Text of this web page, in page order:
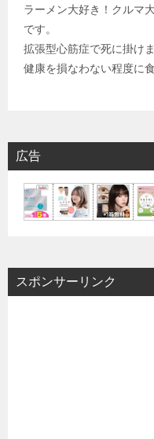
ラーメン大好き！クルマ
です。
拡張型心筋症で死に掛け
健康を損なわない程度に
広告
スポンサーリンク